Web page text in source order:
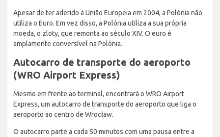
Apesar de ter aderido à União Europeia em 2004, a Polónia não
utiliza o Euro. Em vez disso, a Polónia utiliza a sua própria
moeda, o zloty, que remonta ao século XIV. O euro é
amplamente conversível na Polónia.
Autocarro de transporte do aeroporto
(WRO Airport Express)
Mesmo em frente ao terminal, encontrará o WRO Airport
Express, um autocarro de transporte do aeroporto que liga o
aeroporto ao centro de Wrocław.
O autocarro parte a cada 50 minutos com uma pausa entre a